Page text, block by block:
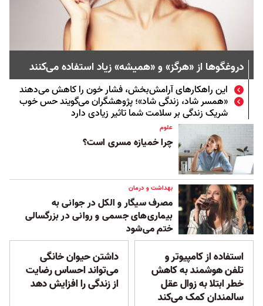
دروغگوها از «هرگز» و «همیشه» زیاد استفاده می‌کنند
این راهکار‌های آرامش‌بخش، فشار خون را کاهش می‌دهند
«همسر شاد، زندگی شاد»؛ پژوهشگران می‌گویند حس خوب
شریک زندگی بر سلامت شما تاثیر زیادی دارد
علوم
چرا خمیازه مسری است؟
بهداشت و درمان
مصرف سیگار و الکل در جوانی به
بیماری‌‌های جسمی و روانی در بزرگسالی
ختم می‌شود
استفاده از کامپیوتر و
تلفن هوشمند به کاهش
خطر ابتلا به زوال عقل
سالمندان کمک می‌کند
داشتن حیوان خانگی
می‌تواند احساس رضایت
از زندگی را افزایش دهد